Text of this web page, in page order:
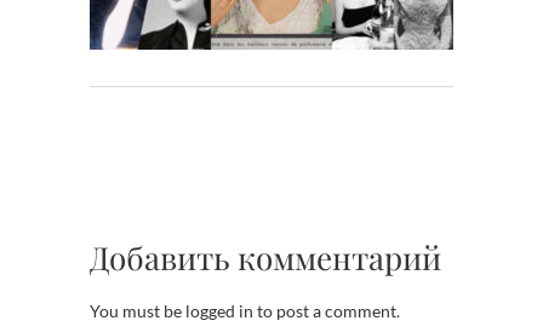
Добавить комментарий
You must be logged in to post a comment.